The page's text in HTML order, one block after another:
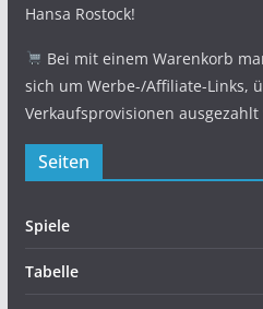
Hansa Rostock!
Bei mit einem Warenkorb
sich um Werbe-/Affiliate-Links,
Verkaufsprovisionen
Seiten
Spiele
Tabelle